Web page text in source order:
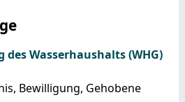
des Wasserhaushalts (WHG)
Bewilligung, Gehobene